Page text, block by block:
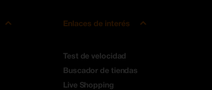
Enlaces de interés
Test de velocidad
Buscador de tiendas
Live Shopping